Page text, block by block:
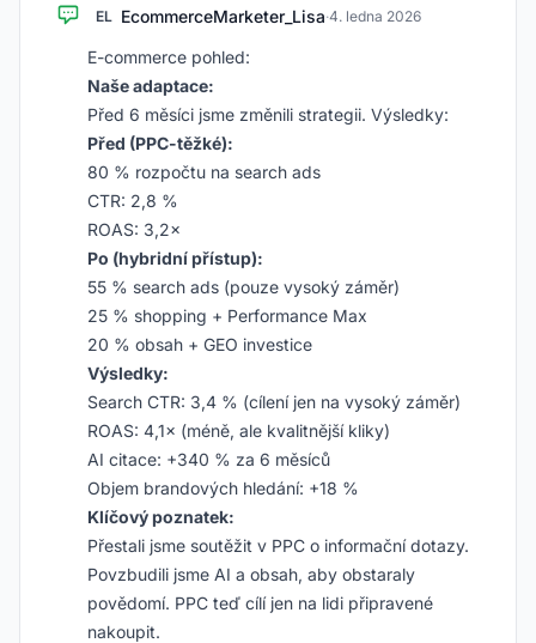
EL EcommerceMarketer_Lisa·4. ledna 2026
E-commerce pohled:
Naše adaptace:
Před 6 měsíci jsme změnili strategii. Výsledky:
Před (PPC-těžké):
80 % rozpočtu na search ads
CTR: 2,8 %
ROAS: 3,2×
Po (hybridní přístup):
55 % search ads (pouze vysoký záměr)
25 % shopping + Performance Max
20 % obsah + GEO investice
Výsledky:
Search CTR: 3,4 % (cílení jen na vysoký záměr)
ROAS: 4,1× (méně, ale kvalitnější kliky)
AI citace: +340 % za 6 měsíců
Objem brandových hledání: +18 %
Klíčový poznatek:
Přestali jsme soutěžit v PPC o informační dotazy.
Povzbudili jsme AI a obsah, aby obstaraly
povědomí. PPC teď cílí jen na lidi připravené
nakoupit.